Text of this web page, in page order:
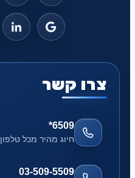
צרו קשר
*6509
חיוג מהיר מכל טלפון
03-509-5509